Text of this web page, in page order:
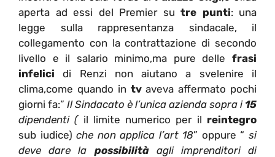
aperta ad essi del Premier su tre punti: una
legge sulla rappresentanza sindacale, il
collegamento con la contrattazione di secondo
livello e il salario minimo,ma pure delle frasi
infelici di Renzi non aiutano a svelenire il
clima,come quando in tvaveva affermato pochi
giorni fa:” Il Sindacato è l’unica azienda sopra i 15
dipendenti (il limite numerico per il reintegro
sub iudice)che non applica l’art 18” oppure “si
deve dare la possibilità agli imprenditori di